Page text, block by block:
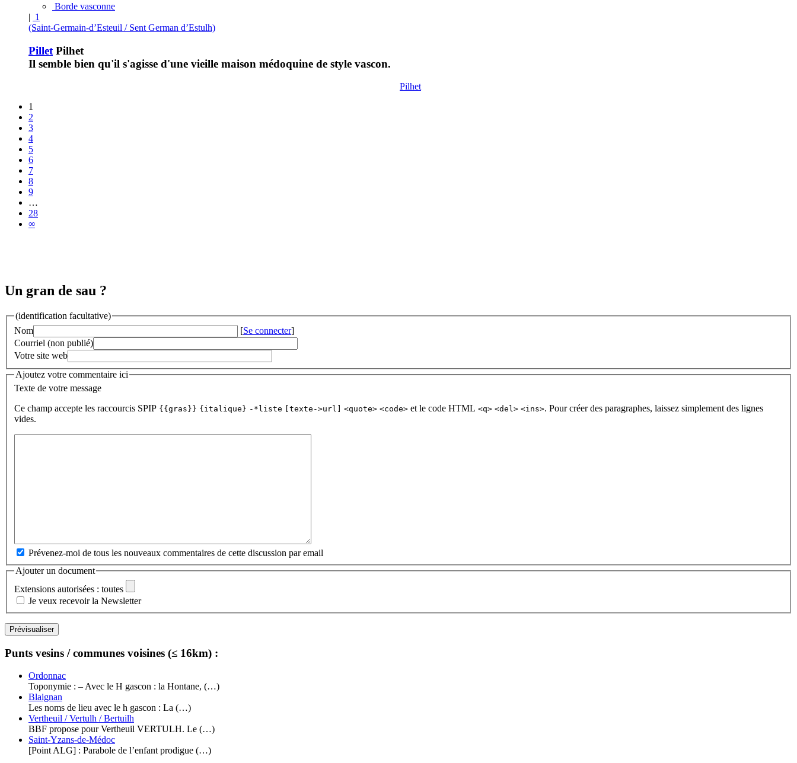
Borde vasconne
| 1
(Saint-Germain-d’Esteuil / Sent German d’Estulh)
Pillet Pilhet
Il semble bien qu'il s'agisse d'une vieille maison médoquine de style vascon.
Pilhet
1
2
3
4
5
6
7
8
9
…
28
∞
Un gran de sau ?
(identification facultative)
Nom
[Se connecter]
Courriel (non publié)
Votre site web
Ajoutez votre commentaire ici
Texte de votre message
Ce champ accepte les raccourcis SPIP {{gras}} {italique} -*liste [texte->url] <quote> <code> et le code HTML <q> <del> <ins>. Pour créer des paragraphes, laissez simplement des lignes
vides.
Prévenez-moi de tous les nouveaux commentaires de cette discussion par email
Ajouter un document
Extensions autorisées : toutes
Je veux recevoir la Newsletter
Punts vesins / communes voisines (≤ 16km) :
Ordonnac
Toponymie : – Avec le H gascon : la Hontane, (…)
Blaignan
Les noms de lieu avec le h gascon : La (…)
Vertheuil / Vertulh / Bertuilh
BBF propose pour Vertheuil VERTULH. Le (…)
Saint-Yzans-de-Médoc
[Point ALG] : Parabole de l’enfant prodigue (…)